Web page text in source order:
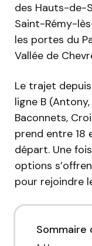
des Hauts-de-
Saint-Rémy-
les portes du
Vallée de
Le trajet
ligne B
Baconnets,
prend entre 18
départ. Une
options
pour rejoindre
Sommaire